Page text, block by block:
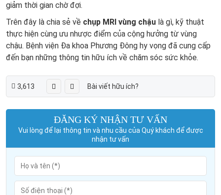
giảm thời gian chờ đợi.
Trên đây là chia sẻ về chụp MRI vùng chậu là gì, kỹ thuật
thực hiện cùng ưu nhược điểm của cộng hưởng từ vùng
chậu. Bệnh viện Đa khoa Phương Đông hy vọng đã cung cấp
đến bạn những thông tin hữu ích về chăm sóc sức khỏe.
3,613 Bài viết hữu ích?
ĐĂNG KÝ NHẬN TƯ VẤN
Vui lòng để lại thông tin và nhu cầu của Quý khách để được
nhận tư vấn